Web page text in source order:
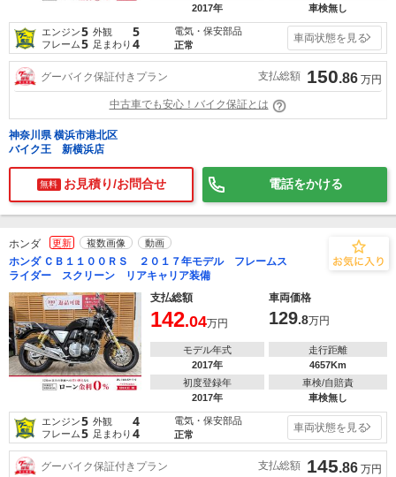
2017年
車検無し
エンジン5 外観 5
フレーム5 足まわり 4
電気・保安部品
正常
車両状態を見る
グーバイク保証付きプラン 支払総額 150.86 万円
中古車でも安心！バイク保証とは
神奈川県 横浜市港北区
バイク王 新横浜店
無料 お見積り/お問合せ 電話をかける
ホンダ 更新 複数画像 動画
ホンダ ＣＢ１１００ＲＳ ２０１７年モデル フレームス
ライダー スクリーン リアキャリア装備
支払総額
車両価格
142.04万円 129.8万円
モデル年式
2017年
走行距離
4657Km
初度登録年
2017年
車検/自賠責
車検無し
エンジン5 外観 4
フレーム5 足まわり 4
電気・保安部品
正常
車両状態を見る
グーバイク保証付きプラン 支払総額 145.86 万円